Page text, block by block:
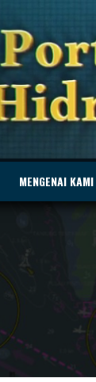
MENGENAI KAMI